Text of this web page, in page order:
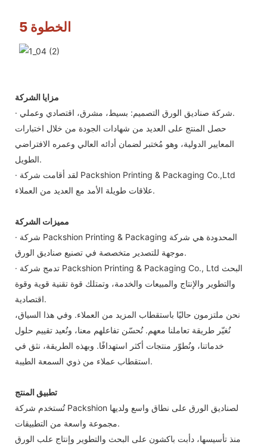
الخطوة 5
مزايا الشركة
· شركة صناديق الورق التصميم: بسيط، مشرق، اقتصادي وعملي.
حصل المنتج على العديد من شهادات الجودة من خلال اختبارات
المعايير الدولية، وهو مُختبر لضمان أدائه العالي وعمره الافتراضي
الطويل.
· لقد أقامت شركة Packshion Printing & Packaging Co.,Ltd
علاقات طويلة الأمد مع العديد من العملاء.
مميزات الشركة
· شركة Packshion Printing & Packaging المحدودة هي شركة
موجهة للتصدير متخصصة في تصنيع صناديق الورق.
· تدمج شركة Packshion Printing & Packaging Co., Ltd البحث
والتطوير والإنتاج والمبيعات والخدمة، وتمتلك قوة تقنية قوية وقوة
اقتصادية.
نحن ملتزمون حاليًا باستقطاب المزيد من العملاء. وفي هذا السياق،
نُغيّر طريقة تعاملنا معهم. نُحسّن تفاعلهم معنا، ونُعيد تقييم حلول
خدماتنا، ونُطوّر منتجات أكثر استهدافًا. وبهذه الطريقة، نثق في
استقطاب عملاء من ذوي السمعة الطيبة.
تطبيق المنتج
تُستخدم شركة Packshion لصناديق الورق على نطاق واسع ولديها
مجموعة واسعة من التطبيقات.
منذ تأسيسها، دأبت باكشون على البحث والتطوير وإنتاج علب الورق